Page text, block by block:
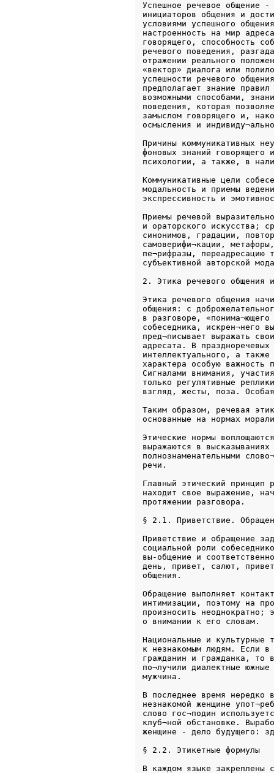
Успешное речевое общение -
инициаторов общения и
условиями успешного
настроенность на мир
говорящего, способность
речевого поведения,
отражении реального
«вектор» диалога или
успешности речевого
предполагает знание
возможными способами,
поведения, которая
замыслом говорящего и,
осмысления и
Причины коммуникативных
фоновых знаний говорящего
психологии, а также, в
Коммуникативные цели
модальность и приемы
экспрессивность и
Приемы речевой
и ораторского искусства;
синонимов, градации,
самоверифи¬кации,
пе¬рифразы, переадресацию
Этика речевого общения
общения: с
в разговоре,
собеседника, искрен¬него
пред¬писывает выражать
адресата. В
интеллектуального, а также
характера особую важность
Сигналами внимания,
только регулятивные
взгляд, жесты, поза.
Таким образом, речевая
основанные на нормах
Этические нормы
выражаются в
полнознаменательными
речи.
Главный этический принцип
находит свое выражение,
Приветствие и обращение
социальной роли
вы-общение и
день, привет, салют,
общения.
Обращение выполняет
интимизации, поэтому на
произносить
о внимании к его словам.
Национальные и культурные
к незнакомым людям. Если в
гражданин и гражданка, то
по¬лучили диалектные
мужчина.
В последнее время нередко
незнакомой женщине
слово гос¬подин
клуб¬ной обстановке.
В каждом языке закреплены